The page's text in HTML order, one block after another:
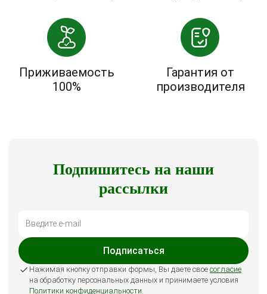
Приживаемость
100%
Гарантия от
производителя
Подпишитесь на наши
рассылки
Подписаться
Нажимая кнопку отправки формы, Вы даете свое согласие
на обработку персональных данных и принимаете условия
Политики конфиденциальности.